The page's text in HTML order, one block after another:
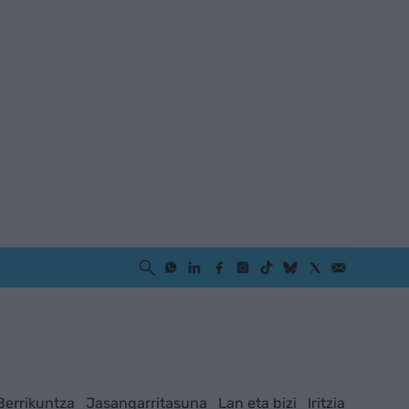
Jasangarritasuna Lan eta bizi Iritzia